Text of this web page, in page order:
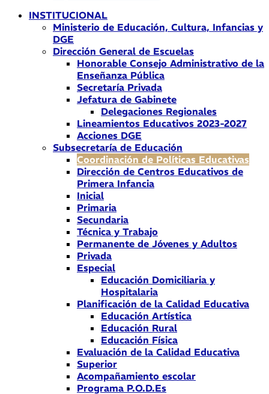
INSTITUCIONAL
Ministerio de Educación, Cultura, Infancias y
DGE
Dirección General de Escuelas
Honorable Consejo Administrativo de la
Enseñanza Pública
Secretaría Privada
Jefatura de Gabinete
Delegaciones Regionales
Lineamientos Educativos 2023-2027
Acciones DGE
Subsecretaría de Educación
Coordinación de Políticas Educativas
Dirección de Centros Educativos de
Primera Infancia
Inicial
Primaria
Secundaria
Técnica y Trabajo
Permanente de Jóvenes y Adultos
Privada
Especial
Educación Domiciliaria y
Hospitalaria
Planificación de la Calidad Educativa
Educación Artística
Educación Rural
Educación Física
Evaluación de la Calidad Educativa
Superior
Acompañamiento escolar
Programa P.O.D.Es